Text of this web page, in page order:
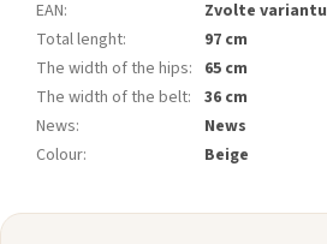
EAN:
Zvolte variantu
Total lenght:
97 cm
The width of the hips: 65 cm
The width of the belt: 36 cm
News:
News
Colour: Beige
Z